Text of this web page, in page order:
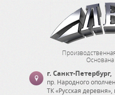
Основана
г. Санкт-Петербург,
пр. Народного
ТК «Русская